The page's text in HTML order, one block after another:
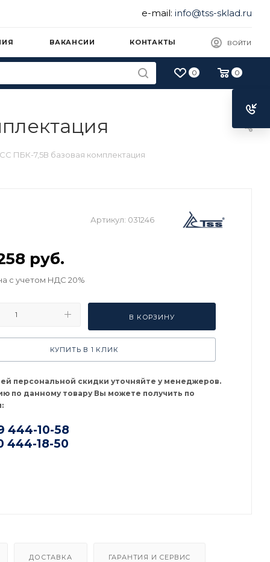
e-mail: info@tss-sklad.ru
ВАКАНСИИ КОНТАКТЫ ВОЙТИ
0 0
ПБК-7,5В базовая комплектация
Артикул: 031246
руб.
с учетом НДС 20%
В КОРЗИНУ
КУПИТЬ В 1 КЛИК
персональной скидки уточняйте у менеджеров.
по данному товару Вы можете получить по
444-10-58
18-50
ДОСТАВКА ГАРАНТИЯ И СЕРВИС